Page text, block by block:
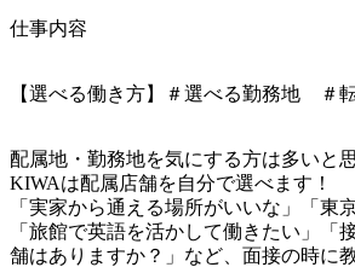
仕事内容
【選べる働き方】＃選べる勤務地 ＃
配属地・勤務地を気にする方は多いと
KIWAは配属店舗を自分で選べます！
「実家から通える場所がいいな」「東
「旅館で英語を活かして働きたい」「
舗はありますか？」など、面接の時に